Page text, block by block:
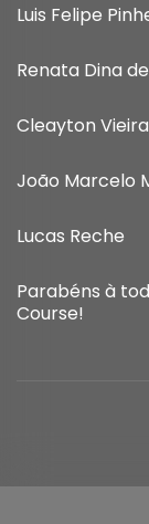
Luis Felipe
Renata Dina
Cleayton Vieira
João Marcelo
Lucas Reche
Parabéns à
Course!